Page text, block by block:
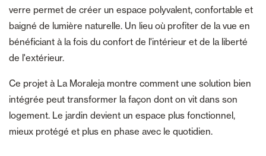
verre permet de créer un espace polyvalent, confortable et
baigné de lumière naturelle. Un lieu où profiter de la vue en
bénéficiant à la fois du confort de l'intérieur et de la liberté
de l'extérieur.
Ce projet à La Moraleja montre comment une solution bien
intégrée peut transformer la façon dont on vit dans son
logement. Le jardin devient un espace plus fonctionnel,
mieux protégé et plus en phase avec le quotidien.